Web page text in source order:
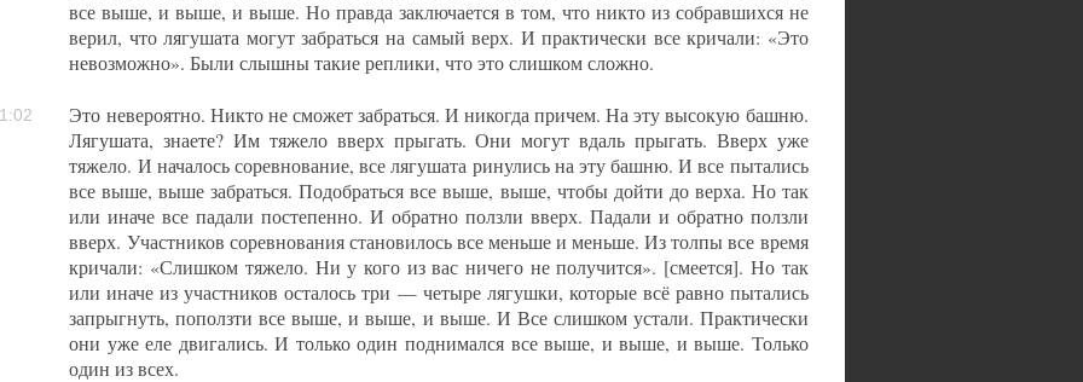
все выше, и выше, и выше. Но правда заключается в том, что никто из собравшихся не
верил, что лягушата могут забраться на самый верх. И практически все кричали: «Это
невозможно». Были слышны такие реплики, что это слишком сложно.
Это невероятно. Никто не сможет забраться. И никогда причем. На эту высокую башню.
Лягушата, знаете? Им тяжело вверх прыгать. Они могут вдаль прыгать. Вверх уже
тяжело. И началось соревнование, все лягушата ринулись на эту башню. И все пытались
все выше, выше забраться. Подобраться все выше, выше, чтобы дойти до верха. Но так
или иначе все падали постепенно. И обратно ползли вверх. Падали и обратно ползли
вверх. Участников соревнования становилось все меньше и меньше. Из толпы все время
кричали: «Слишком тяжело. Ни у кого из вас ничего не получится». [смеется]. Но так
или иначе из участников осталось три — четыре лягушки, которые всё равно пытались
запрыгнуть, поползти все выше, и выше, и выше. И Все слишком устали. Практически
они уже еле двигались. И только один поднимался все выше, и выше, и выше. Только
один из всех.